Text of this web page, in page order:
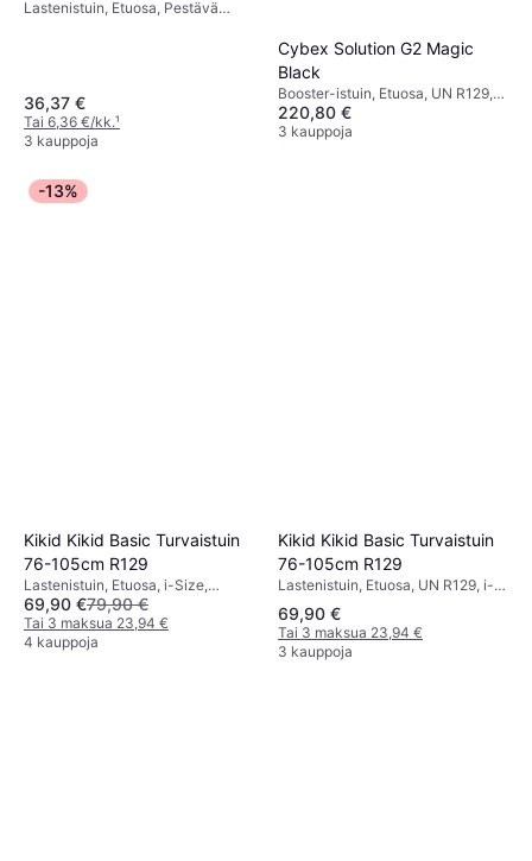
Lastenistuin, Etuosa, Pestävä
36,37 €
Tai 6,36 €/kk.¹
3 kauppoja
Cybex Solution G2 Magic
Black
Booster-istuin, Etuosa, UN R129,
Säädettävä pääntuki,
Sivutörmäyssuojaus (ASIP),
220,80 €
3 kauppoja
-13%
Kikid Kikid Basic Turvaistuin
76-105cm R129
Lastenistuin, Etuosa, i-Size,
Säädettävä pääntuki,
Sivutörmäyssuojaus (ASIP)
69,90 €79,90 €
Tai 3 maksua 23,94 €
4 kauppoja
Kikid Kikid Basic Turvaistuin
76-105cm R129
Lastenistuin, Etuosa, UN R129, i-
Size
69,90 €
Tai 3 maksua 23,94 €
3 kauppoja